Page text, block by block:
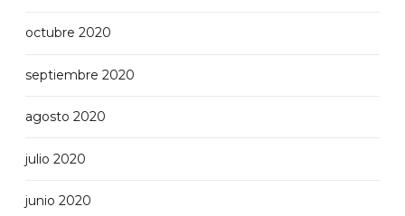
octubre 2020
septiembre 2020
agosto 2020
julio 2020
junio 2020